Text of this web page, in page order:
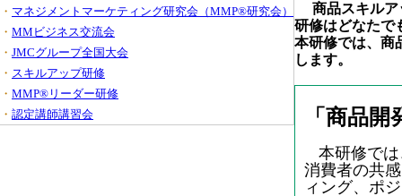
・ マネジメントマーケティング研究会（MMP®研究会）
・ MMビジネス交流会
・ JMCグループ全国大会
・ スキルアップ研修
・ MMP®リーダー研修
・ 認定講師講習会
商品スキル
研修はどなたで
本研修では、商
します。
「商品
本研修で
消費者の共
ィング、ポ